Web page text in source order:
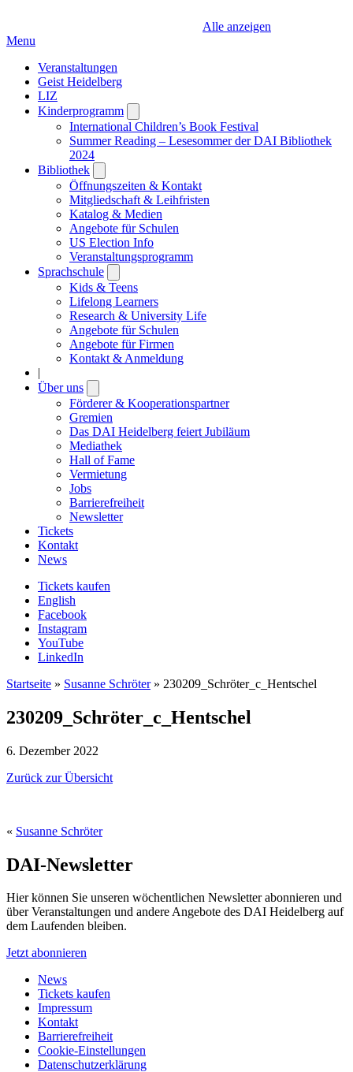
Alle anzeigen
Menu
Veranstaltungen
Geist Heidelberg
LIZ
Kinderprogramm
submenu
International Children’s Book Festival
Summer Reading – Lesesommer der DAI Bibliothek
2024
Bibliothek
submenu
Öffnungszeiten & Kontakt
Mitgliedschaft & Leihfristen
Katalog & Medien
Angebote für Schulen
US Election Info
Veranstaltungsprogramm
Sprachschule
submenu
Kids & Teens
Lifelong Learners
Research & University Life
Angebote für Schulen
Angebote für Firmen
Kontakt & Anmeldung
|
Über uns
submenu
Förderer & Kooperationspartner
Gremien
Das DAI Heidelberg feiert Jubiläum
Mediathek
Hall of Fame
Vermietung
Jobs
Barrierefreiheit
Newsletter
Tickets
Kontakt
News
Tickets kaufen
English
Facebook
Instagram
YouTube
LinkedIn
Startseite » Susanne Schröter» 230209_Schröter_c_Hentschel
230209_Schröter_c_Hentschel
6. Dezember 2022
Zurück zur Übersicht
« Susanne Schröter
DAI-Newsletter
Hier können Sie unseren wöchentlichen Newsletter abonnieren und
über Veranstaltungen und andere Angebote des DAI Heidelberg auf
dem Laufenden bleiben.
Jetzt abonnieren
News
Tickets kaufen
Impressum
Kontakt
Barrierefreiheit
Cookie-Einstellungen
Datenschutzerklärung